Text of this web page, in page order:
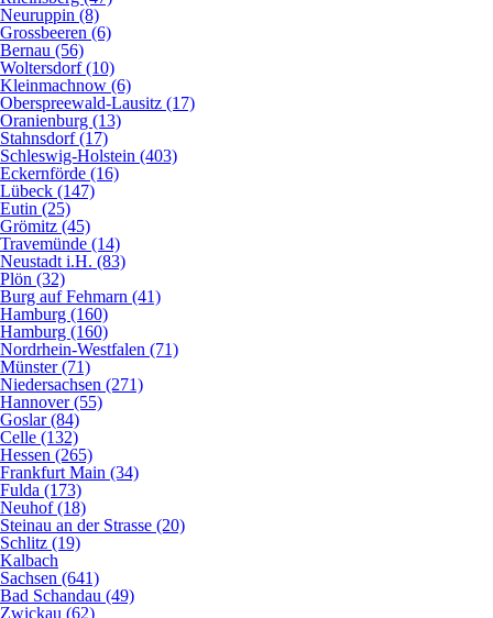
Neuruppin (8)
Grossbeeren (6)
Bernau (56)
Woltersdorf (10)
Kleinmachnow (6)
Oberspreewald-Lausitz (17)
Oranienburg (13)
Stahnsdorf (17)
Schleswig-Holstein (403)
Eckernförde (16)
Lübeck (147)
Eutin (25)
Grömitz (45)
Travemünde (14)
Neustadt i.H. (83)
Plön (32)
Burg auf Fehmarn (41)
Hamburg (160)
Hamburg (160)
Nordrhein-Westfalen (71)
Münster (71)
Niedersachsen (271)
Hannover (55)
Goslar (84)
Celle (132)
Hessen (265)
Frankfurt Main (34)
Fulda (173)
Neuhof (18)
Steinau an der Strasse (20)
Schlitz (19)
Kalbach
Sachsen (641)
Bad Schandau (49)
Zwickau (62)